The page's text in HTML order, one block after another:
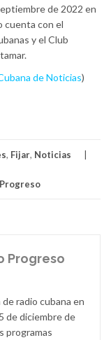
de 2022 en
cuenta con el
y el Club
de Noticias)
, Fijar, Noticias
Progreso
radio cubana en
de diciembre de
programas